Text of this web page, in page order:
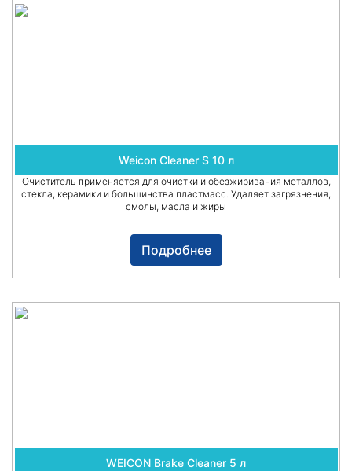
Weicon Cleaner S 10 л
Очиститель применяется для очистки и обезжиривания металлов,
стекла, керамики и большинства пластмасс. Удаляет загрязнения,
смолы, масла и жиры
Подробнее
WEICON Brake Cleaner 5 л